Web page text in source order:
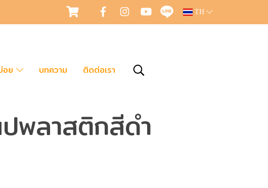
TH
อย บทความ ติดต่อเรา
พลาสติกสีดำ